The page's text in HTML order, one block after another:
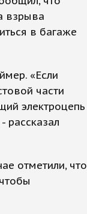
взрыва
в багаже
«Если
части
электроцепь
рассказал
отметили, что